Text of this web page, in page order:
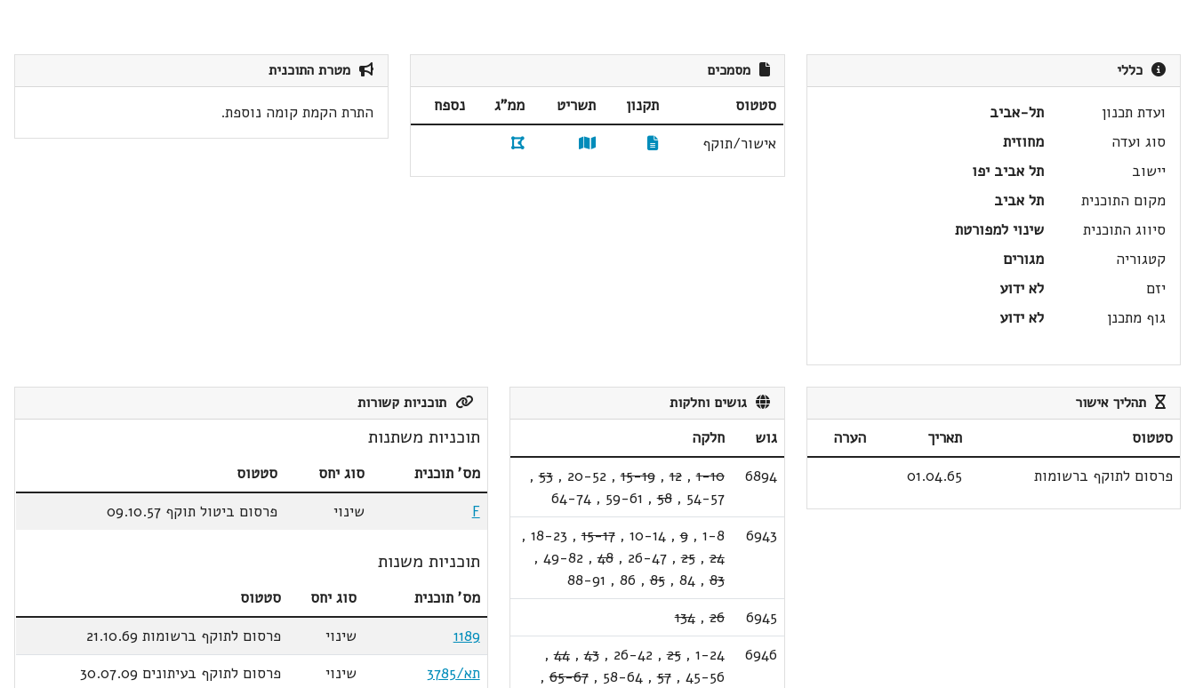
כללי
ועדת תכנון
תל-אביב
סוג ועדה
מחוזית
יישוב
תל אביב יפו
מקום התוכנית
תל אביב
סיווג התוכנית
שינוי למפורטת
קטגוריה
מגורים
יזם
לא ידוע
גוף מתכנן
לא ידוע
מסמכים
סטטוס תקנון תשריט ממ"ג
נספח
אישור/תוקף
מטרת התוכנית
התרת הקמת קומה נוספת.
תהליך אישור
סטטוס תאריך
הערה
פרסום לתוקף ברשומות
01.04.65
גושים וחלקות
גוש
חלקה
6894
1-10
,
12
,
15-19
,
20-52
,
53
,
54-57
,
58
,
59-61
,
64-74
6943
1-8
,
9
,
10-14
,
15-17
,
18-23
,
24
,
25
,
26-47
,
48
,
49-82
,
83
,
84
,
85
,
86
,
88-91
6945
26
,
134
6946
1-24
,
25
,
26-42
,
43
,
44
,
45-56
,
57
,
58-64
,
65-67
,
תוכניות קשורות
תוכניות משתנות
מס' תוכנית סוג יחס
סטטוס
F
שינוי פרסום ביטול תוקף 09.10.57
תוכניות משנות
מס' תוכנית סוג יחס
סטטוס
1189
שינוי
פרסום לתוקף ברשומות 21.10.69
תא/3785
שינוי
פרסום לתוקף בעיתונים 30.07.09